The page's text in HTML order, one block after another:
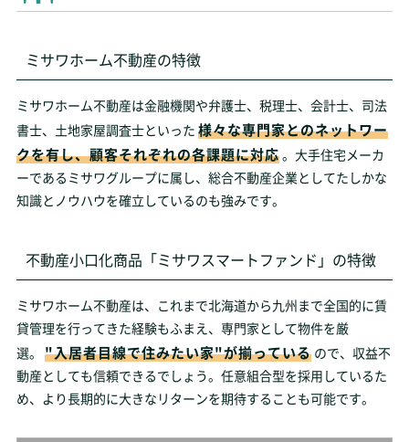
ミサワホーム不動産の特徴
ミサワホーム不動産は金融機関や弁護士、税理士、会計士、司法
書士、土地家屋調査士といった 様々な専門家とのネットワー
クを有し、顧客それぞれの各課題に対応。大手住宅メーカ
ーであるミサワグループに属し、総合不動産企業としてたしかな
知識とノウハウを確立しているのも強みです。
不動産小口化商品「ミサワスマートファンド」の特徴
ミサワホーム不動産は、これまで北海道から九州まで全国的に賃
貸管理を行ってきた経験もふまえ、専門家として物件を厳
選。 "入居者目線で住みたい家"が揃っている ので、収益不
動産としても信頼できるでしょう。任意組合型を採用しているた
め、より長期的に大きなリターンを期待することも可能です。